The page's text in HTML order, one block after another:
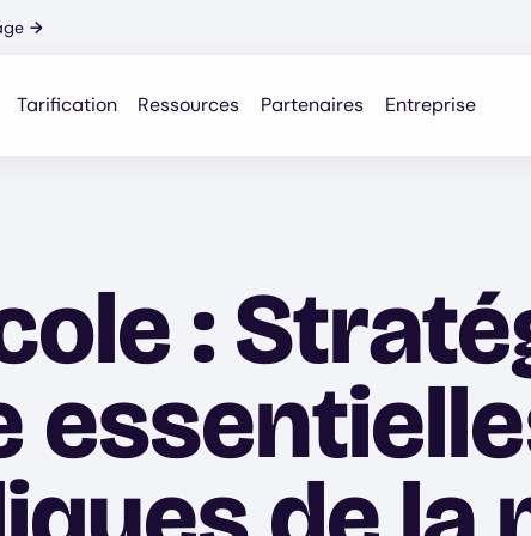
→
Tarification Ressources Partenaires Entreprise
: